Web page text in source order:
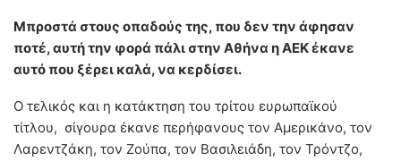
Μπροστά στους οπαδούς της, που δεν την άφησαν
ποτέ, αυτή την φορά πάλι στην Αθήνα η ΑΕΚ έκανε
αυτό που ξέρει καλά, να κερδίσει.
Ο τελικός και η κατάκτηση του τρίτου ευρωπαϊκού
τίτλου, σίγουρα έκανε περήφανους τον Αμερικάνο, τον
Λαρεντζάκη, τον Ζούπα, τον Βασιλειάδη, τον Τρόντζο,